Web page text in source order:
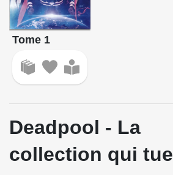
Tome 1
Deadpool - La
collection qui tue